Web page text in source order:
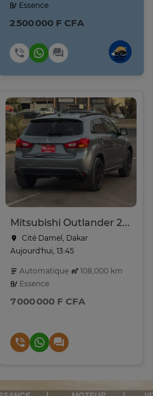
Essence
2 500 000 F CFA
Mitsubishi Outlander 2017
Cité Damel, Dakar
Aujourd'hui, 13:45
Automatique
108,000 km
Essence
7 000 000 F CFA